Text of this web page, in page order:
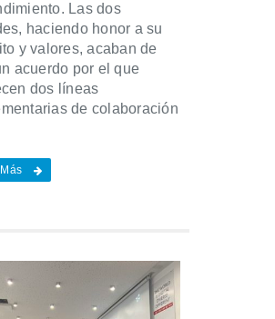
Las dos
haciendo honor a su
y valores, acaban de
acuerdo por el que
dos líneas
de colaboración